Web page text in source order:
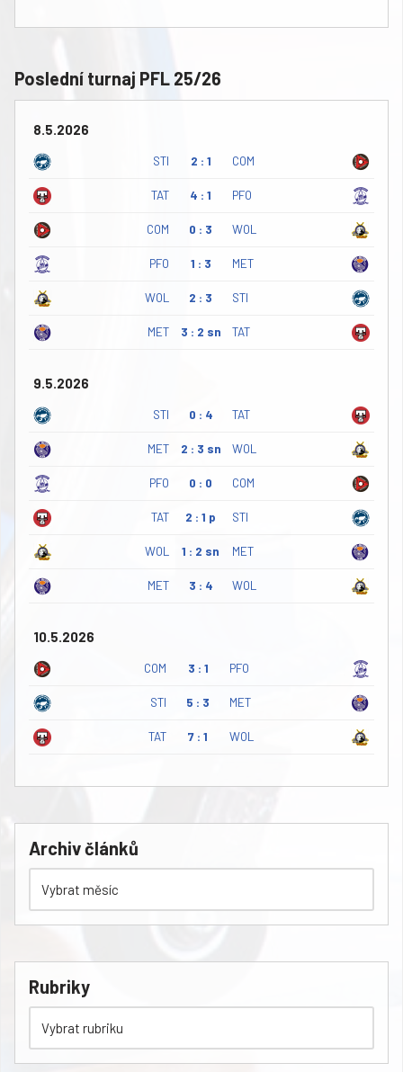
Poslední turnaj PFL 25/26
8.5.2026
STI 2 : 1 COM
TAT 4 : 1 PFO
COM 0 : 3 WOL
PFO 1 : 3 MET
WOL 2 : 3 STI
MET 3 : 2 sn TAT
9.5.2026
STI 0 : 4 TAT
MET 2 : 3 sn WOL
PFO 0 : 0 COM
TAT 2 : 1 p STI
WOL 1 : 2 sn MET
MET 3 : 4 WOL
10.5.2026
COM 3 : 1 PFO
STI 5 : 3 MET
TAT 7 : 1 WOL
Archiv článků
Rubriky